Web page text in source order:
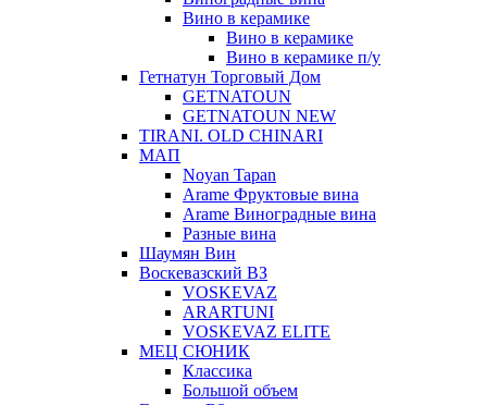
Вино в керамике
Вино в керамике
Вино в керамике п/у
Гетнатун Торговый Дом
GETNATOUN
GETNATOUN NEW
TIRANI. OLD CHINARI
МАП
Noyan Tapan
Arame Фруктовые вина
Arame Виноградные вина
Разные вина
Шаумян Вин
Воскевазский ВЗ
VOSKEVAZ
ARARTUNI
VOSKEVAZ ELITE
МЕЦ СЮНИК
Классика
Большой объем